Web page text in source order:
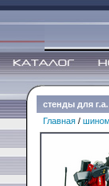
стенды для г.а.
Главная /